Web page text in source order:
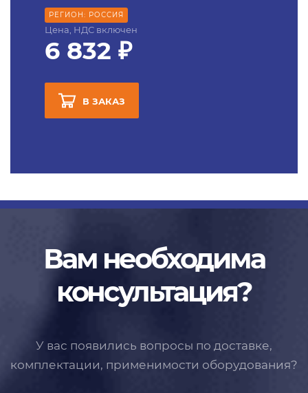
РЕГИОН: РОССИЯ
Цена, НДС включен
6 832 ₽
В ЗАКАЗ
Вам необходима
консультация?
У вас появились вопросы по доставке,
комплектации, применимости оборудования?